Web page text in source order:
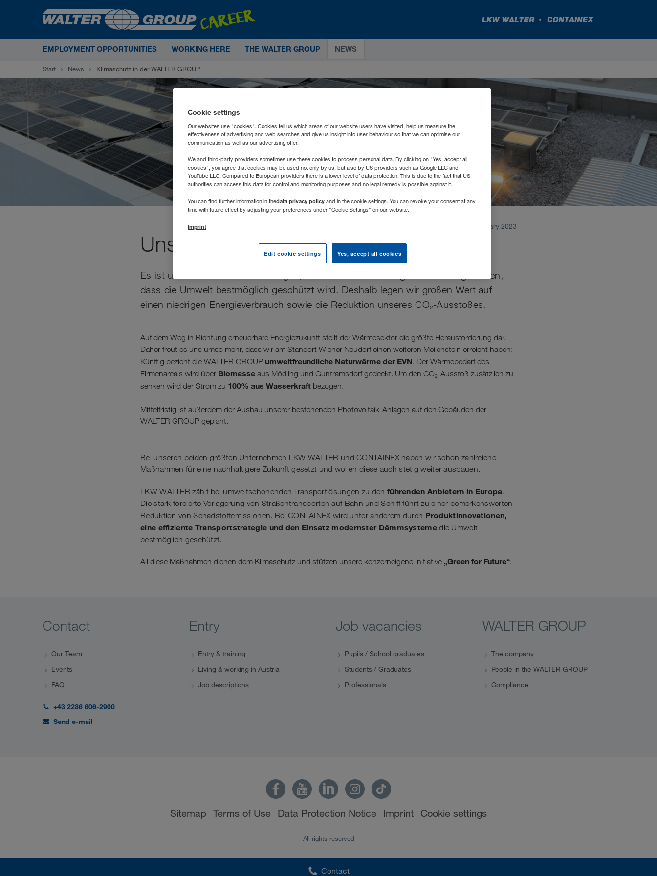
EMPLOYMENT OPPORTUNITIES WORKING HERE THE WALTER GROUP NEWS
Start News Klimaschutz in der WALTER GROUP
February 2023
Unser Beitrag zum Klimaschutz
Es ist uns ein wesentliches Anliegen, alle Unternehmenstätigkeiten so zu gestalten,
dass die Umwelt bestmöglich geschützt wird. Deshalb legen wir großen Wert auf
einen niedrigen Energieverbrauch sowie die Reduktion unseres CO₂-Ausstoßes.
Auf dem Weg in Richtung erneuerbare Energiezukunft stellt der Wärmesektor die größte Herausforderung dar.
Daher freut es uns umso mehr, dass wir am Standort Wiener Neudorf einen weiteren Meilenstein erreicht haben:
Künftig bezieht die WALTER GROUP umweltfreundliche Naturwärme der EVN. Der Wärmebedarf des
Firmenareals wird über Biomasse aus Mödling und Guntramsdorf gedeckt. Um den CO₂-Ausstoß zusätzlich zu
senken wird der Strom zu 100% aus Wasserkraft bezogen.
Mittelfristig ist außerdem der Ausbau unserer bestehenden Photovoltaik-Anlagen auf den Gebäuden der
WALTER GROUP geplant.
Bei unseren beiden größten Unternehmen LKW WALTER und CONTAINEX haben wir schon zahlreiche
Maßnahmen für eine nachhaltigere Zukunft gesetzt und wollen diese auch stetig weiter ausbauen.
LKW WALTER zählt bei umweltschonenden Transportlösungen zu den führenden Anbietern in Europa.
Die stark forcierte Verlagerung von Straßentransporten auf Bahn und Schiff führt zu einer bemerkenswerten
Reduktion von Schadstoffemissionen. Bei CONTAINEX wird unter anderem durch Produktinnovationen,
eine effiziente Transportstrategie und den Einsatz modernster Dämmsystemedie Umwelt
bestmöglich geschützt.
All diese Maßnahmen dienen dem Klimaschutz und stützen unsere konzerneigene Initiative „Green for Future“.
Contact
Our Team
Events
FAQ
+43 2236 606-2900
Send e-mail
Entry
Entry & training
Living & working in Austria
Job descriptions
Job vacancies
Pupils / School graduates
Students / Graduates
Professionals
WALTER GROUP
The company
People in the WALTER GROUP
Compliance
Sitemap Terms of Use Data Protection Notice Imprint Cookie settings
All rights reserved
Contact
Cookie settings
Our websites use "cookies". Cookies tell us which areas of our website users have visited, help us measure the
effectiveness of advertising and web searches and give us insight into user behaviour so that we can optimise our
communication as well as our advertising offer.
We and third-party providers sometimes use these cookies to process personal data. By clicking on "Yes, accept all
cookies", you agree that cookies may be used not only by us, but also by US providers such as Google LLC and
YouTube LLC. Compared to European providers there is a lower level of data protection. This is due to the fact that US
authorities can access this data for control and monitoring purposes and no legal remedy is possible against it.
You can find further information in thedata privacy policy and in the cookie settings. You can revoke your consent at any
time with future effect by adjusting your preferences under "Cookie Settings" on our website.
Imprint
Edit cookie settings Yes, accept all cookies